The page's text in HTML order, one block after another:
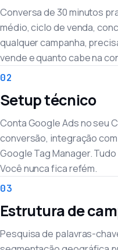
Conversa de 30 minutos
médio, ciclo de venda,
qualquer campanha,
vende e quanto cabe na
02
Setup técnico
Conta Google Ads no seu
conversão, integração
Google Tag Manager.
Você nunca fica refém.
03
Estrutura de
Pesquisa de palavras-